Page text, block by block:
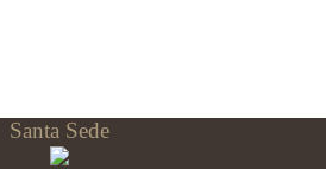
Santa Sede